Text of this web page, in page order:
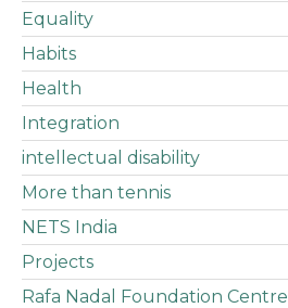
Equality
Habits
Health
Integration
intellectual disability
More than tennis
NETS India
Projects
Rafa Nadal Foundation Centre